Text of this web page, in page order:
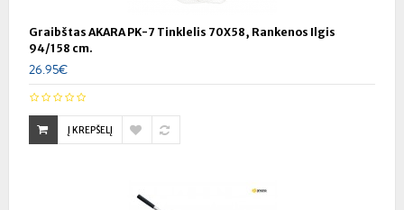
Graibštas AKARA PK-7 Tinklelis 70X58, Rankenos Ilgis
94/158 cm.
26.95€
Į KREPŠELĮ